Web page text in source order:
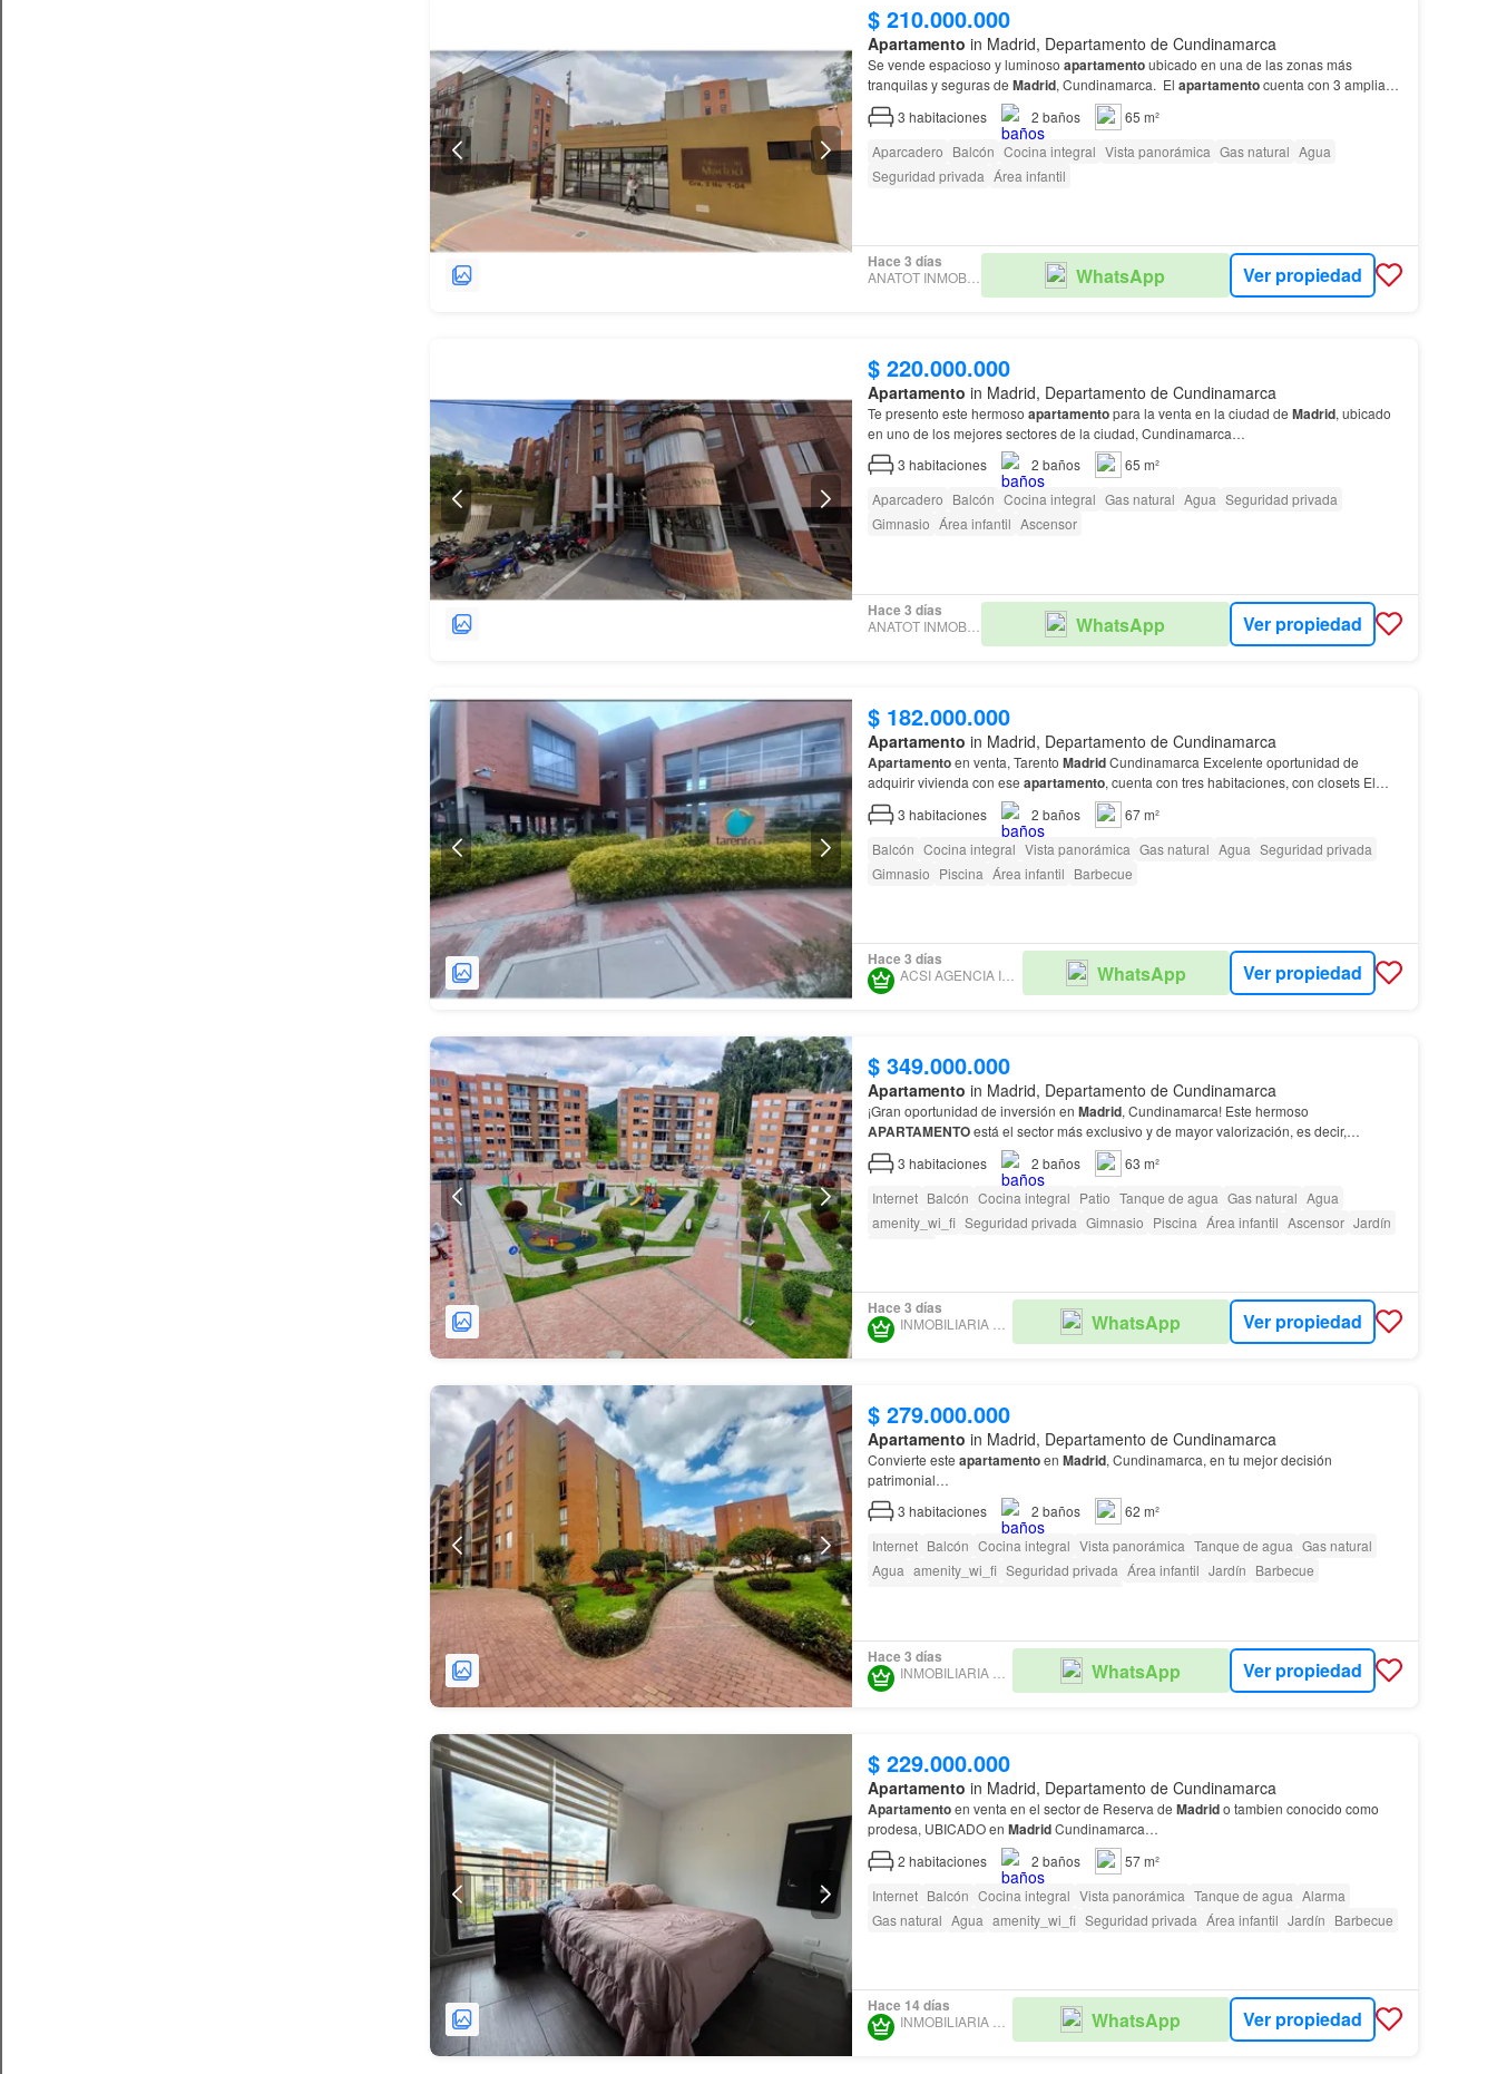
$ 210.000.000
Apartamento in Madrid, Departamento de Cundinamarca
Se vende espacioso y luminoso apartamentoubicado en una de las zonas más
tranquilas y seguras de Madrid, Cundinamarca. El apartamentocuenta con 3 amplias
habitaciones, lo cual brinda la privacidad y espacio suficiente para…
3 habitaciones 2 baños
65 m²
Aparcadero Balcón Cocina integral Vista panorámica Gas natural Agua
Seguridad privada Área infantil
Hace 3 días
ANATOT INMOBILIARIA WhatsApp Ver propiedad
$ 220.000.000
Apartamento in Madrid, Departamento de Cundinamarca
Te presento este hermoso apartamentopara la venta en la ciudad de Madrid, ubicado
en uno de los mejores sectores de la ciudad, Cundinamarca…
3 habitaciones 2 baños
65 m²
Aparcadero Balcón Cocina integral Gas natural Agua Seguridad privada
Gimnasio Área infantil Ascensor
Hace 3 días
ANATOT INMOBILIARIA WhatsApp Ver propiedad
$ 182.000.000
Apartamento in Madrid, Departamento de Cundinamarca
Apartamentoen venta, Tarento MadridCundinamarca Excelente oportunidad de
adquirir vivienda con ese apartamento, cuenta con tres habitaciones, con closets El
apartamento cuenta con excelentes acabados y en muy buen estado,…
3 habitaciones 2 baños
67 m²
Balcón Cocina integral Vista panorámica Gas natural Agua Seguridad privada
Gimnasio Piscina Área infantil Barbecue
Hace 3 días
ACSI AGENCIA INMOBILIARIA WhatsApp Ver propiedad
$ 349.000.000
Apartamento in Madrid, Departamento de Cundinamarca
¡Gran oportunidad de inversión en Madrid, Cundinamarca! Este hermoso
APARTAMENTOestá el sector más exclusivo y de mayor valorización, es decir,
Hacienda Casablanca.
3 habitaciones 2 baños
63 m²
Internet Balcón Cocina integral Patio Tanque de agua Gas natural Agua
amenity_wi_fi Seguridad privada Gimnasio Piscina Área infantil Ascensor Jardín
Hace 3 días
WhatsApp Ver propiedad
$ 279.000.000
Apartamento in Madrid, Departamento de Cundinamarca
Convierte este apartamentoen Madrid, Cundinamarca, en tu mejor decisión
patrimonial…
3 habitaciones 2 baños
62 m²
Internet Balcón Cocina integral Vista panorámica Tanque de agua Gas natural
Agua amenity_wi_fi Seguridad privada Área infantil Jardín Barbecue
Hace 3 días
WhatsApp Ver propiedad
$ 229.000.000
Apartamento in Madrid, Departamento de Cundinamarca
Apartamentoen venta en el sector de Reserva de Madrido tambien conocido como
prodesa, UBICADO en MadridCundinamarca…
2 habitaciones 2 baños
57 m²
Internet Balcón Cocina integral Vista panorámica Tanque de agua Alarma
Gas natural Agua amenity_wi_fi Seguridad privada Área infantil Jardín Barbecue
Hace 14 días
WhatsApp Ver propiedad